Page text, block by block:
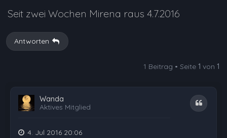
Seit zwei Wochen Mirena raus 4.7.2016
Antworten
1 Beitrag • Seite 1 von 1
Wanda
Aktives Mitglied
Zitat
4. Jul 2016 20:06